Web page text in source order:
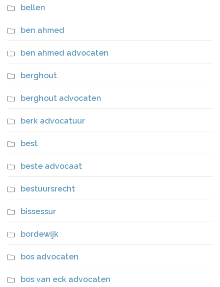
bellen
ben ahmed
ben ahmed advocaten
berghout
berghout advocaten
berk advocatuur
best
beste advocaat
bestuursrecht
bissessur
bordewijk
bos advocaten
bos van eck advocaten